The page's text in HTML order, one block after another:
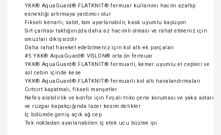
YKK® AquaGuard® FLATKNIT® fermuar kullanımı hacmi azaltıp
esnekliği artırmaya yardımcı olur
Fikseli kenarlı, sabit, tam ayarlanabilir, kask uyumlu kapüşon
Sırt çantası taktığınızda daha az hacimli olması ve rahat etmeniz için
omuzları dikişsizdir
Daha rahat hareket edebilmeniz için kol altı ek parçaları
#5 YKK® AquaGuard® VISLON® orta ön fermuar
YKK® AquaGuard® FLATKNIT® fermuarlı, kemer uyumlu el cepleri ve
sol cebin içinde kese
YKK® AquaGuard® FLATKNIT® fermuarlı kol altı havalandırmaları
Cırtcırt kapatmalı, fikseli manşetler
Nefes alabilirlik ve konfor için fırçalı triko çene koruması ve yaka astarı
ve rüzgar kapakçığında lazer kesim delikler
İç bölümde geniş açık ağ cep
Tek noktadan ayarlanabilen iç etek ucu büzme ipi